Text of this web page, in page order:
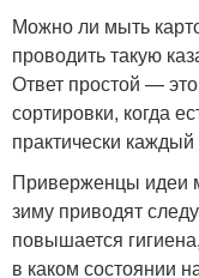
Можно ли мыть
проводить такую
Ответ простой —
сортировки, когда
практически каждый
Приверженцы идеи
зиму приводят
повышается
в каком состоянии